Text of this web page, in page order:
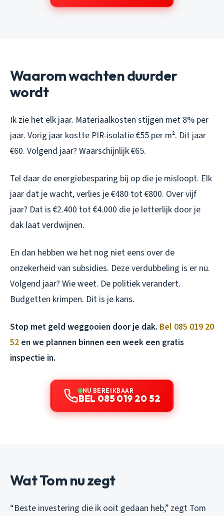
Waarom wachten duurder
wordt
Ik zie het elk jaar. Materiaalkosten stijgen met 8% per
jaar. Vorig jaar kostte PIR-isolatie €55 per m². Dit jaar
€60. Volgend jaar? Waarschijnlijk €65.
Tel daar de energiebesparing bij op die je misloopt. Elk
jaar dat je wacht, verlies je €480 tot €800. Over vijf
jaar? Dat is €2.400 tot €4.000 die je letterlijk door je
dak laat verdwijnen.
En dan hebben we het nog niet eens over de
onzekerheid van subsidies. Deze verdubbeling is er nu.
Volgend jaar? Wie weet. De politiek verandert.
Budgetten krimpen. Dit is je kans.
Stop met geld weggooien door je dak. Bel 085 019 20
52 en we plannen binnen een week een gratis
inspectie in.
NU BEREIKBAAR
BEL 085 019 20 52
Wat Tom nu zegt
“Beste investering die ik ooit gedaan heb,” zegt Tom